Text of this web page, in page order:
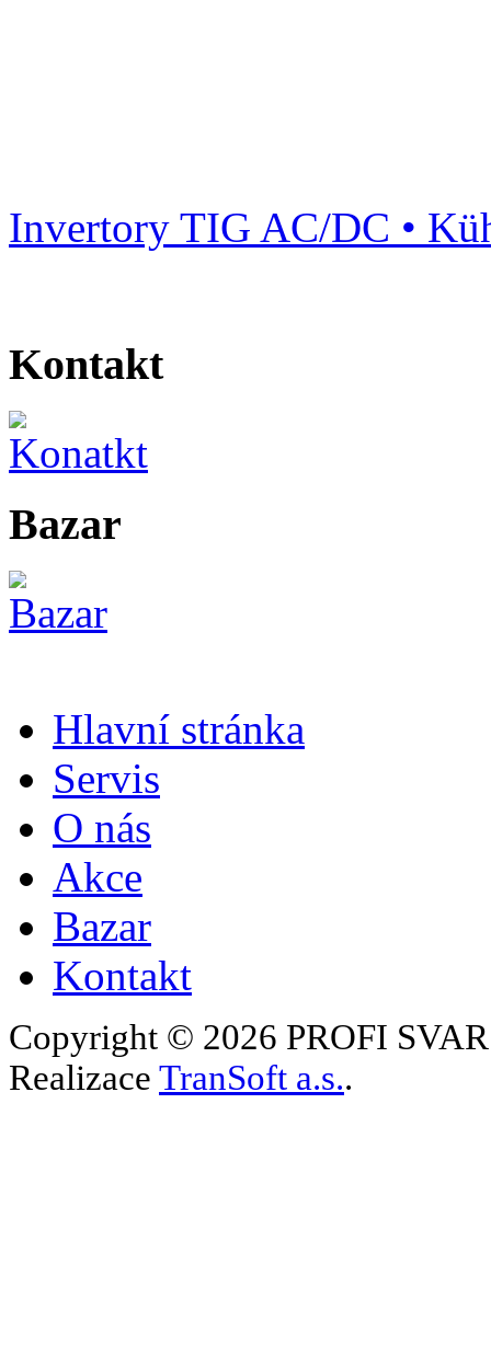
Invertory TIG AC/DC •
Kontakt
Bazar
Hlavní stránka
Servis
O nás
Akce
Bazar
Kontakt
Copyright © 2026 PROFI
Realizace TranSoft a.s..